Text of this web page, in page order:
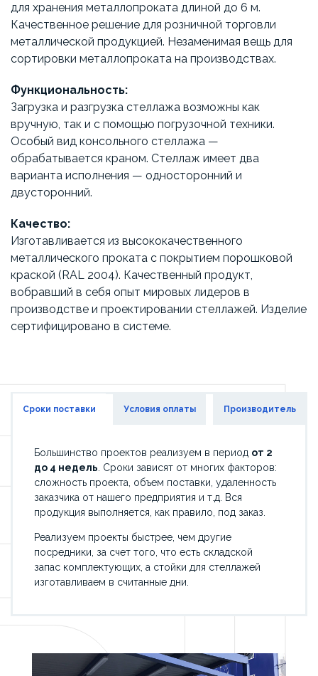
для хранения металлопроката длиной до 6 м.
Качественное решение для розничной торговли
металлической продукцией. Незаменимая вещь для
сортировки металлопроката на производствах.
Функциональность:
Загрузка и разгрузка стеллажа возможны как
вручную, так и с помощью погрузочной техники.
Особый вид консольного стеллажа —
обрабатывается краном. Стеллаж имеет два
варианта исполнения — односторонний и
двусторонний.
Качество:
Изготавливается из высококачественного
металлического проката с покрытием порошковой
краской (RAL 2004). Качественный продукт,
вобравший в себя опыт мировых лидеров в
производстве и проектировании стеллажей. Изделие
сертифицировано в системе.
Сроки поставки Условия оплаты Производитель
Большинство проектов реализуем в период от 2
до 4 недель . Сроки зависят от многих факторов:
сложность проекта, объем поставки, удаленность
заказчика от нашего предприятия и т.д. Вся
продукция выполняется, как правило, под заказ.
Реализуем проекты быстрее, чем другие
посредники, за счет того, что есть складской
запас комплектующих, а стойки для стеллажей
изготавливаем в считанные дни.